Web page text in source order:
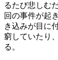
るたび悲しむ
回の事件が起
き込みが目に
窮していたり
る。